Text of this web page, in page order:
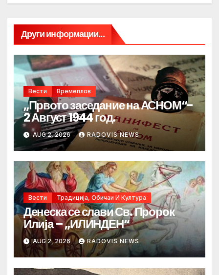
Други информации...
Вести Времеплов
„Првото заседание на АСНОМ“-
2 Август 1944 год.
AUG 2, 2026 RADOVIS NEWS
Вести Традиција, Обичаи И Култура
Денеска се слави Св. Пророк
Илија – „ИЛИНДЕН“
AUG 2, 2026 RADOVIS NEWS